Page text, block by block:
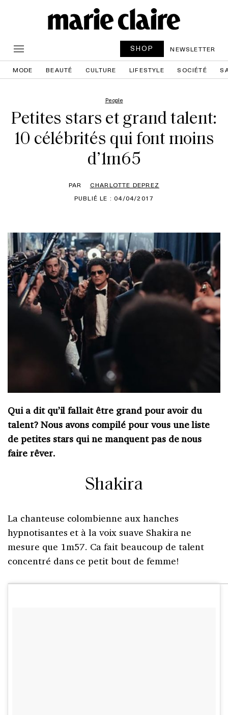
SHOP NEWSLETTER
MODE BEAUTÉ CULTURE LIFESTYLE SOCIÉTÉ
People
Petites stars et grand talent:
10 célébrités qui font moins
d’1m65
PAR
CHARLOTTE DEPREZ
PUBLIÉ LE : 04/04/2017
Qui a dit qu’il fallait être grand pour avoir du
talent? Nous avons compilé pour vous une liste
de petites stars qui ne manquent pas de nous
faire rêver.
Shakira
La chanteuse colombienne aux hanches
hypnotisantes et à la voix suave Shakira ne
mesure que 1m57. Ca fait beaucoup de talent
concentré dans ce petit bout de femme!